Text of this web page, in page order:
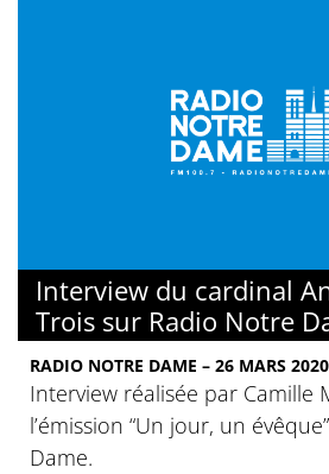
Interview du cardinal
Trois sur Radio Notre
RADIO NOTRE DAME – 26 MARS 2020
Interview réalisée par Camille
l’émission “Un jour, un
Dame.